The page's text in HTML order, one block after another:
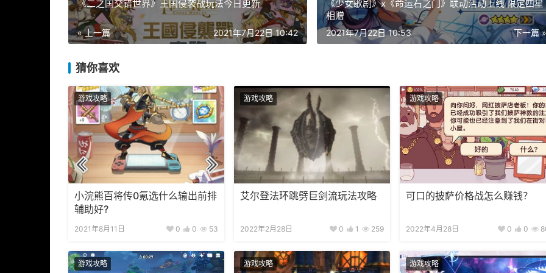
《二之国交错世界》王国侵袭战玩法今日更新
« 上一篇 2021年7月22日 10:42
《少女歌剧》x《命运石之门》联动活动上线 限定四星
相赠
下一篇 »
2021年7月22日 10:53
猜你喜欢
游戏攻略
小浣熊百将传0氪选什么输出前排
辅助好?
2021年8月11日 0 0 53
游戏攻略
艾尔登法环跳劈巨剑流玩法攻略
2022年2月28日 0 1 259
游戏攻略
可口的披萨价格战怎么赚钱？
2022年4月28日 0 0
游戏攻略 游戏攻略 游戏攻略